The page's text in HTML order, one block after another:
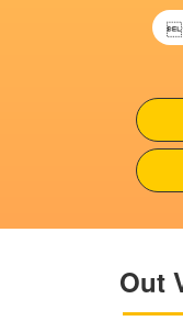

Out